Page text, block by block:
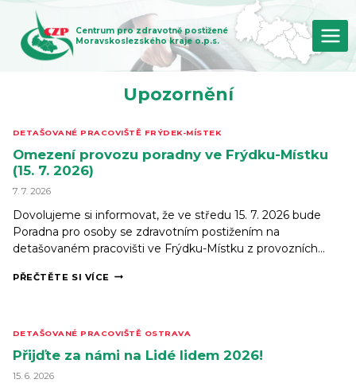
Přeskočit
obsah
Centrum pro zdravotně postižené
Moravskoslezského kraje o.p.s.
Upozornění
DETAŠOVANÉ PRACOVIŠTĚ FRÝDEK-MÍSTEK
Omezení provozu poradny ve Frýdku-Místku
(15. 7. 2026)
7. 7. 2026
Dovolujeme si informovat, že ve středu 15. 7. 2026 bude
Poradna pro osoby se zdravotním postižením na
detašovaném pracovišti ve Frýdku-Místku z provozních…
PŘEČTĚTE SI VÍCE OMEZENÍ
MÍSTKU
(15. 7. 2026)
DETAŠOVANÉ PRACOVIŠTĚ OSTRAVA
Přijďte za námi na Lidé lidem 2026!
15. 6. 2026